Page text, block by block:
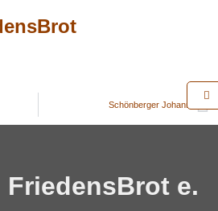
Schönberger Johanna
FriedensBrot e.